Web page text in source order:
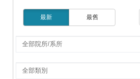
最新 最舊
選
所/
選